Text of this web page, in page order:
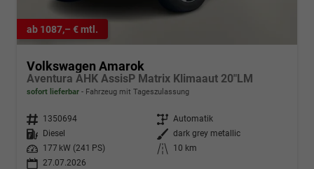
ab 1087,– € mtl.
Volkswagen Amarok
Aventura AHK AssisP Matrix Klimaaut 20"LM
sofort lieferbar Fahrzeug mit Tageszulassung
Fahrzeugnr. 1350694 Getriebe Automatik
Kraftstoff
Diesel Außenfarbe dark grey metallic
Leistung
177 kW (241 PS) Kilometerstand
10 km
27.07.2026